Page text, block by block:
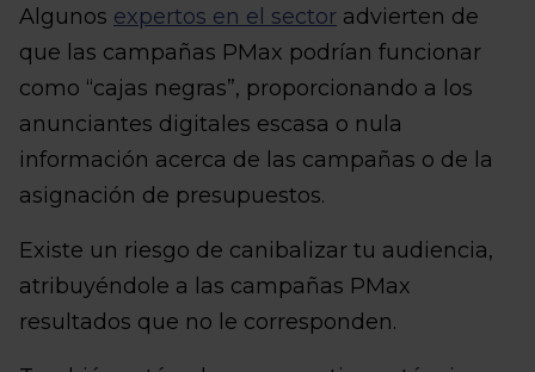
Algunos expertos en el sector advierten de
que las campañas PMax podrían funcionar
como “cajas negras”, proporcionando a los
anunciantes digitales escasa o nula
información acerca de las campañas o de la
asignación de presupuestos.
Existe un riesgo de canibalizar tu audiencia,
atribuyéndole a las campañas PMax
resultados que no le corresponden.